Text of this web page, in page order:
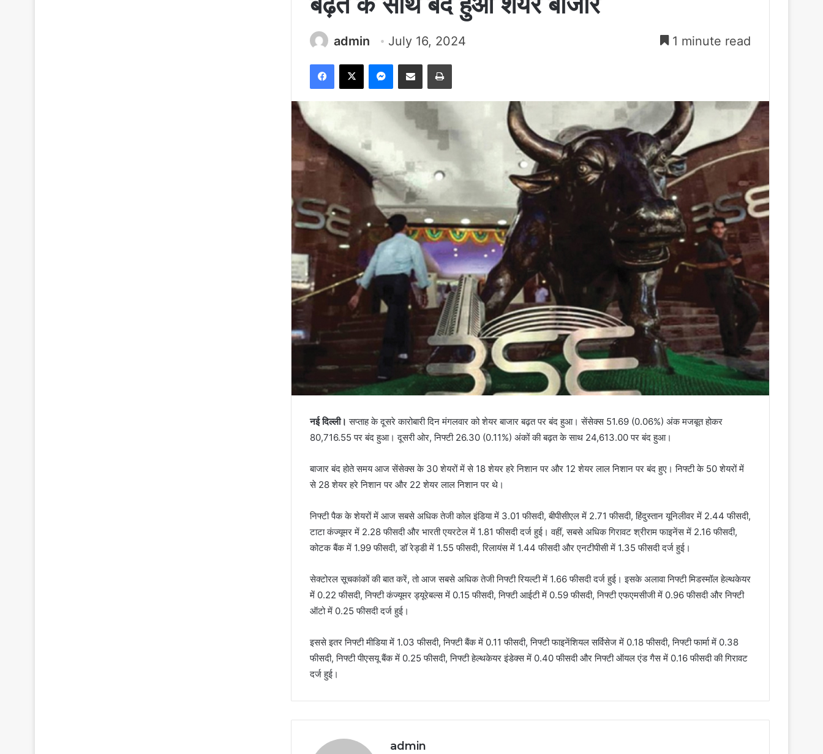
admin July 16, 2024 1 minute read
Facebook
X Messenger
Share via Email Print
नई दिल्ली। सप्ताह के दूसरे कारोबारी दिन मंगलवार को शेयर बाजार बढ़त पर बंद हुआ। सेंसेक्स 51.69 (0.06%) अंक मजबूत होकर
80,716.55 पर बंद हुआ। दूसरी ओर, निफ्टी 26.30 (0.11%) अंकों की बढ़त के साथ 24,613.00 पर बंद हुआ।
बाजार बंद होते समय आज सेंसेक्स के 30 शेयरों में से 18 शेयर हरे निशान पर और 12 शेयर लाल निशान पर बंद हुए। निफ्टी के 50 शेयरों में
से 28 शेयर हरे निशान पर और 22 शेयर लाल निशान पर थे।
निफ्टी पैक के शेयरों में आज सबसे अधिक तेजी कोल इंडिया में 3.01 फीसदी, बीपीसीएल में 2.71 फीसदी, हिंदुस्तान यूनिलीवर में 2.44 फीसदी,
टाटा कंज्यूमर में 2.28 फीसदी और भारती एयरटेल में 1.81 फीसदी दर्ज हुई। वहीं, सबसे अधिक गिरावट श्रीराम फाइनेंस में 2.16 फीसदी,
कोटक बैंक में 1.99 फीसदी, डॉ रेड्डी में 1.55 फीसदी, रिलायंस में 1.44 फीसदी और एनटीपीसी में 1.35 फीसदी दर्ज हुई।
सेक्टोरल सूचकांकों की बात करें, तो आज सबसे अधिक तेजी निफ्टी रियल्टी में 1.66 फीसदी दर्ज हुई। इसके अलावा निफ्टी मिडस्मॉल हेल्थकेयर
में 0.22 फीसदी, निफ्टी कंज्यूमर ड्यूरेबल्स में 0.15 फीसदी, निफ्टी आईटी में 0.59 फीसदी, निफ्टी एफएमसीजी में 0.96 फीसदी और निफ्टी
ऑटो में 0.25 फीसदी दर्ज हुई।
इससे इतर निफ्टी मीडिया में 1.03 फीसदी, निफ्टी बैंक में 0.11 फीसदी, निफ्टी फाइनेंशियल सर्विसेज में 0.18 फीसदी, निफ्टी फार्मा में 0.38
फीसदी, निफ्टी पीएसयू बैंक में 0.25 फीसदी, निफ्टी हेल्थकेयर इंडेक्स में 0.40 फीसदी और निफ्टी ऑयल एंड गैस में 0.16 फीसदी की गिरावट
दर्ज हुई।
admin